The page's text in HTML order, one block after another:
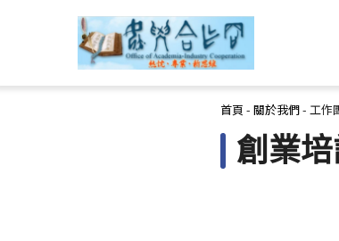
您在這裡
首頁 - 關於我們- 工作
創業